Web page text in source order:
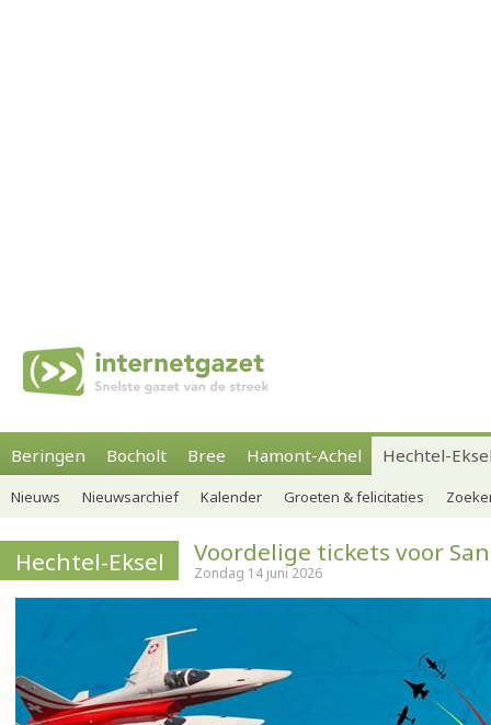
Beringen Bocholt Bree Hamont-Achel Hechtel-
Nieuws Nieuwsarchief Kalender Groeten & felicitaties
Hechtel-Eksel Voordelige tickets voor
Zondag 14 juni 2026